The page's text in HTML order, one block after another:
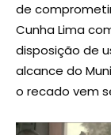
de
Cunha Lima
disposição de
alcance do
o recado vem